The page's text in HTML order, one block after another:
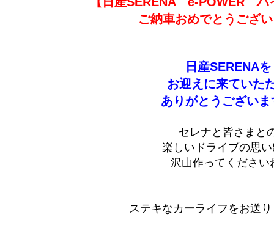
ご納車おめでとうござ
日産SERENAを
お迎えに来ていた
ありがとうござい
セレナと皆さまと
楽しいドライブの思
沢山作ってください
ステキなカーライフをお送